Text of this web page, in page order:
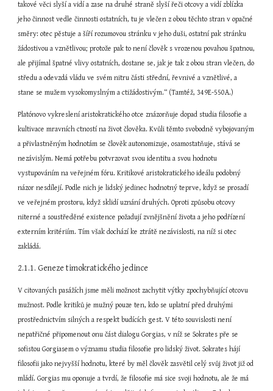
takové věci slyší a vidí a zase na druhé straně slyší řeči otcovy a vidí zblízka
jeho činnost vedle činnosti ostatních, tu je vlečen z obou těchto stran v opačné
směry: otec pěstuje a šíří rozumovou stránku v jeho duši, ostatní pak stránku
žádostivou a vznětlivou; protože pak to není člověk s vrozenou povahou špatnou,
ale přijímal špatné vlivy ostatních, dostane se, jak je tak z obou stran vlečen, do
středu a odevzdá vládu ve svém nitru části střední, řevnivé a vznětlivé, a
stane se mužem vysokomyslným a ctižádostivým.“ (Tamtéž, 349E-550A.)
Platónovo vykreslení aristokratického otce znázorňuje dopad studia filosofie a
kultivace mravních ctností na život člověka. Kvůli těmto svobodně vybojovaným
a přivlastněným hodnotám se člověk autonomizuje, osamostatňuje, stává se
nezávislým. Nemá potřebu potvrzovat svou identitu a svou hodnotu
vystupováním na veřejném fóru. Kritikové aristokratického ideálu podobný
názor nesdílejí. Podle nich je lidský jedinec hodnotný teprve, když se prosadí
ve veřejném prostoru, když sklidí uznání druhých. Oproti způsobu otcovy
niterné a soustředěné existence požadují zvnějšnění života a jeho podřízení
externím kritériím. Tím však dochází ke ztrátě nezávislosti, na níž si otec
zakládá.
2.1.1. Geneze timokratického jedince
V citovaných pasážích jsme měli možnost zachytit výtky zpochybňující otcovu
mužnost. Podle kritiků je mužný pouze ten, kdo se uplatní před druhými
prostřednictvím silných a respekt budících gest. V této souvislosti není
nepatřičné připomenout onu část dialogu Gorgias, v níž se Sokrates pře se
sofistou Gorgiasem o významu studia filosofie pro lidský život. Sokrates hájí
filosofii jako nejvyšší hodnotu, které by měl člověk zasvětil celý svůj život již od
mládí. Gorgias mu oponuje a tvrdí, že filosofie má sice svoji hodnotu, ale že má